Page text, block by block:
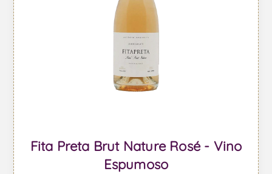
Fita Preta Brut Nature Rosé - Vino
Espumoso